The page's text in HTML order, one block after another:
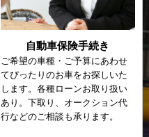
自動車保険手続き
ご希望の車種・ご予算にあわせ
てぴったりのお車をお探しいた
します。各種ローンお取り扱い
あり。下取り、オークション代
行などのご相談も承ります。